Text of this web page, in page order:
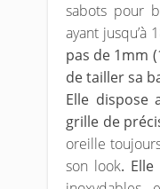
sabots pour
ayant jusqu’à
pas de 1mm
de tailler sa
Elle dispose
grille de
oreille
son look. Elle